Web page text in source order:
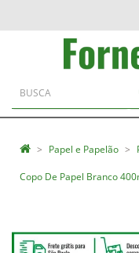
Papel e Papelão
Copo De Papel Branco